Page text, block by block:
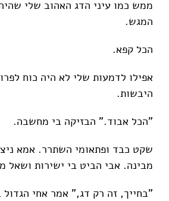
ממש כמו עיני הדג האהוב שלי
המגש.
הכל קפא.
אפילו לדמעות שלי לא היה כוח
היבשות.
"הכל אבוד." הבזיקה בי מחשבה.
שקט כבד ופתאומי השתרר. אמא
מבינה. אבי הביט בי ישירות ושאל
"בחייך, זה רק דג," אמר אחי הגדול